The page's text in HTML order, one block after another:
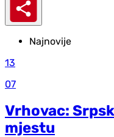
Najnovije
13
07
Vrhovac:
mjestu